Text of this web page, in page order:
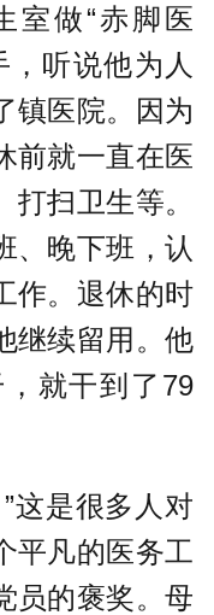
室做“赤脚医
听说他为人
镇医院。因为
前就一直在医
扫卫生等。
、晚下班，认
作。退休的时
继续留用。他
就干到了79
是很多人对
平凡的医务工
员的褒奖。母